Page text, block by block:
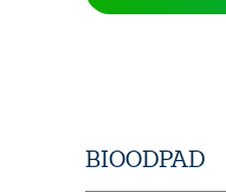
BIOODPAD